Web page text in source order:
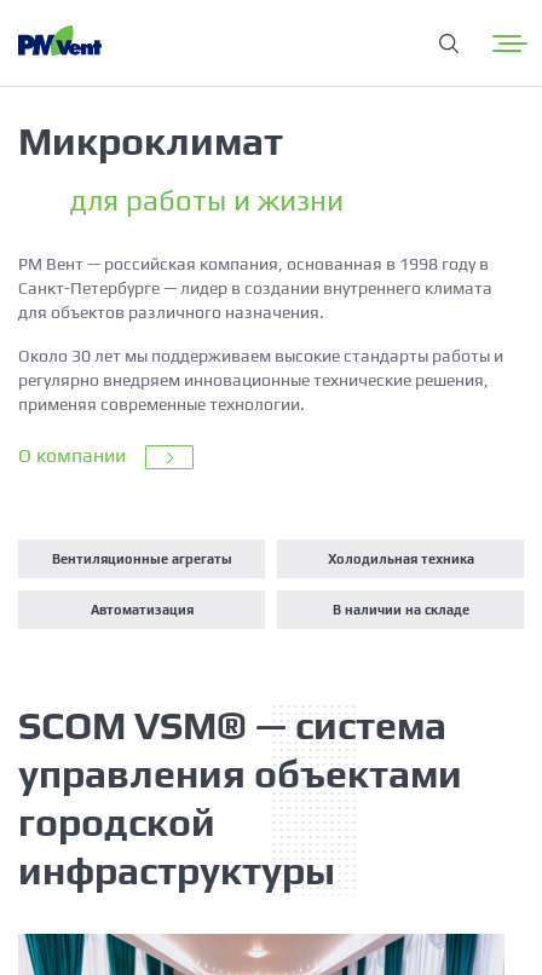
Микроклимат
для работы и жизни
РМ Вент — российская компания, основанная в 1998 году в
Санкт-Петербурге — лидер в создании внутреннего климата
для объектов различного назначения.
Около 30 лет мы поддерживаем высокие стандарты работы и
регулярно внедряем инновационные технические решения,
применяя современные технологии.
О компании
Вентиляционные агрегаты Холодильная техника
Автоматизация В наличии на складе
SCOM VSM® — система
управления объектами
городской
инфраструктуры